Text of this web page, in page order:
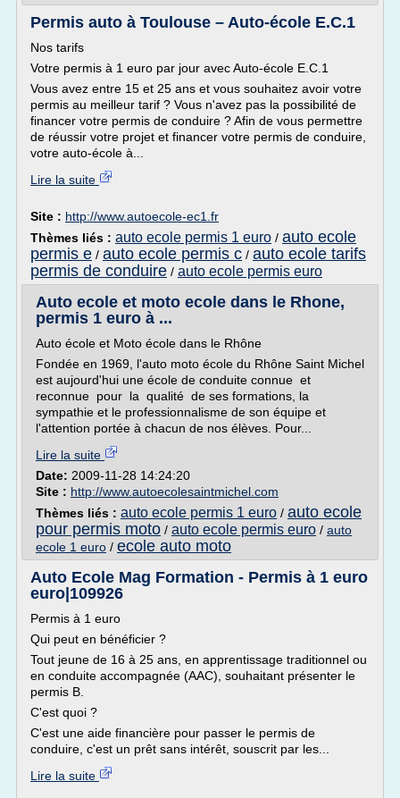
Permis auto à Toulouse – Auto-école E.C.1
Nos tarifs
Votre permis à 1 euro par jour avec Auto-école E.C.1
Vous avez entre 15 et 25 ans et vous souhaitez avoir votre
permis au meilleur tarif ? Vous n'avez pas la possibilité de
financer votre permis de conduire ? Afin de vous permettre
de réussir votre projet et financer votre permis de conduire,
votre auto-école à...
Lire la suite
Site : http://www.autoecole-ec1.fr
Thèmes liés : auto ecole permis 1 euro / auto ecole
permis e / auto ecole permis c / auto ecole tarifs
permis de conduire / auto ecole permis euro
Auto ecole et moto ecole dans le Rhone,
permis 1 euro à ...
Auto école et Moto école dans le Rhône
Fondée en 1969, l'auto moto école du Rhône Saint Michel
est aujourd'hui une école de conduite connue et
reconnue pour la qualité de ses formations, la
sympathie et le professionnalisme de son équipe et
l'attention portée à chacun de nos élèves. Pour...
Lire la suite
Date: 2009-11-28 14:24:20
Site : http://www.autoecolesaintmichel.com
Thèmes liés : auto ecole permis 1 euro / auto ecole
pour permis moto / auto ecole permis euro / auto
ecole 1 euro / ecole auto moto
Auto Ecole Mag Formation - Permis à 1 euro
euro|109926
Permis à 1 euro
Qui peut en bénéficier ?
Tout jeune de 16 à 25 ans, en apprentissage traditionnel ou
en conduite accompagnée (AAC), souhaitant présenter le
permis B.
C'est quoi ?
C'est une aide financière pour passer le permis de
conduire, c'est un prêt sans intérêt, souscrit par les...
Lire la suite